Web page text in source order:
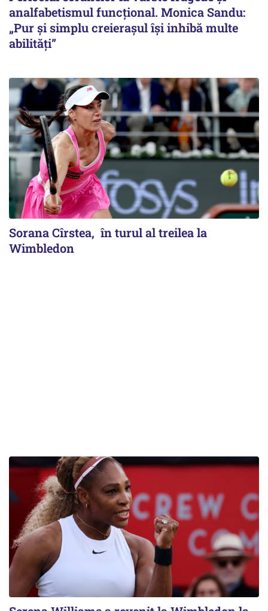
analfabetismul funcțional. Monica Sandu:
„Pur și simplu creierașul își inhibă multe
abilități”
Sorana Cîrstea, în turul al treilea la
Wimbledon